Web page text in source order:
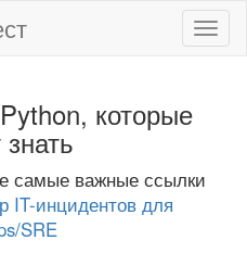
которые
самые важные ссылки
IT-инцидентов для
SRE